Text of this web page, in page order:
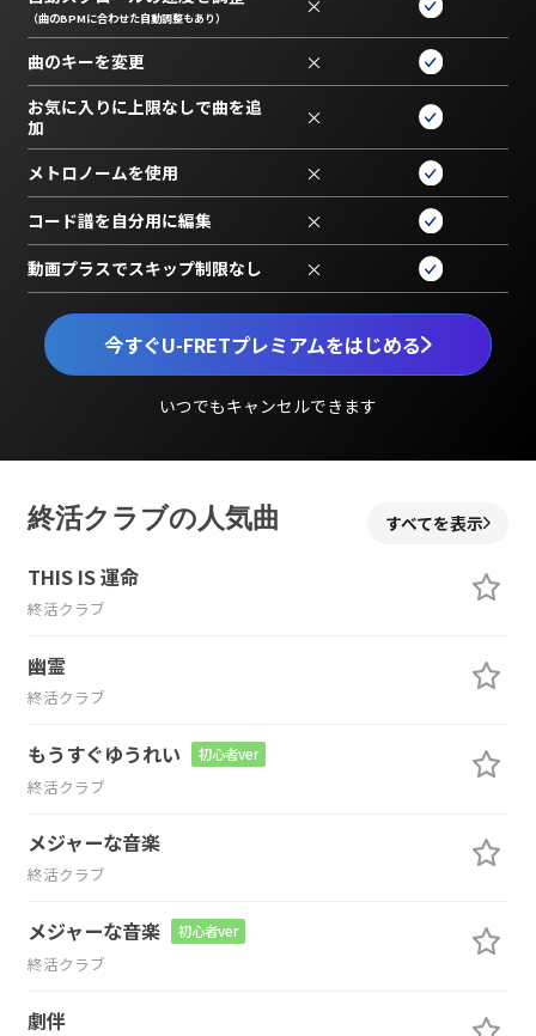
今すぐU-FRETプレミアムをはじめる
いつでもキャンセルできます
（曲のBPMに合わせた自動調整もあり） ×
曲のキーを変更 ×
お気に入りに上限なしで曲を追
加
×
メトロノームを使用 ×
コード譜を自分用に編集 ×
動画プラスでスキップ制限なし ×
終活クラブの人気曲 すべてを表示
THIS IS 運命
終活クラブ
幽霊
終活クラブ
もうすぐゆうれい 初心者ver
終活クラブ
メジャーな音楽
終活クラブ
メジャーな音楽 初心者ver
終活クラブ
劇伴